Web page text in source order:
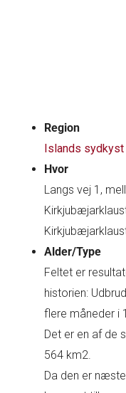
Region
Islands sydkyst
Hvor
Langs vej 1,
Alder/Type
Feltet er
historien:
flere måneder i
Det er en af de
564 km2.
Da den er